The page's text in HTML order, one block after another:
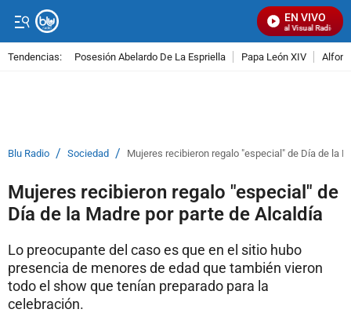
EN VIVO
Señal Visual Radio
Tendencias: Posesión Abelardo De La Espriella Papa León XIV
Blu Radio / Sociedad / Mujeres recibieron regalo "especial" de Día de la
Mujeres recibieron regalo "especial" de
Día de la Madre por parte de Alcaldía
Lo preocupante del caso es que en el sitio hubo
presencia de menores de edad que también vieron
todo el show que tenían preparado para la
celebración.